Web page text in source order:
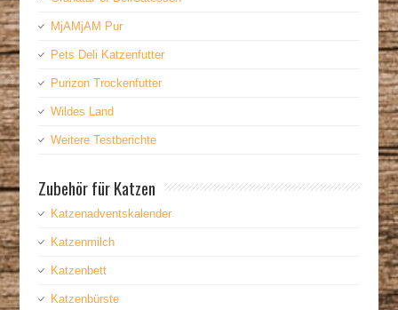
MjAMjAM Pur
Pets Deli Katzenfutter
Purizon Trockenfutter
Wildes Land
Weitere Testberichte
Zubehör für Katzen
Katzenadventskalender
Katzenmilch
Katzenbett
Katzenbürste